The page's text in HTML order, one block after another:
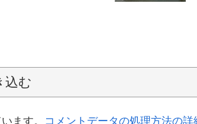
込む
ます。 コメントデータの処理方法の詳